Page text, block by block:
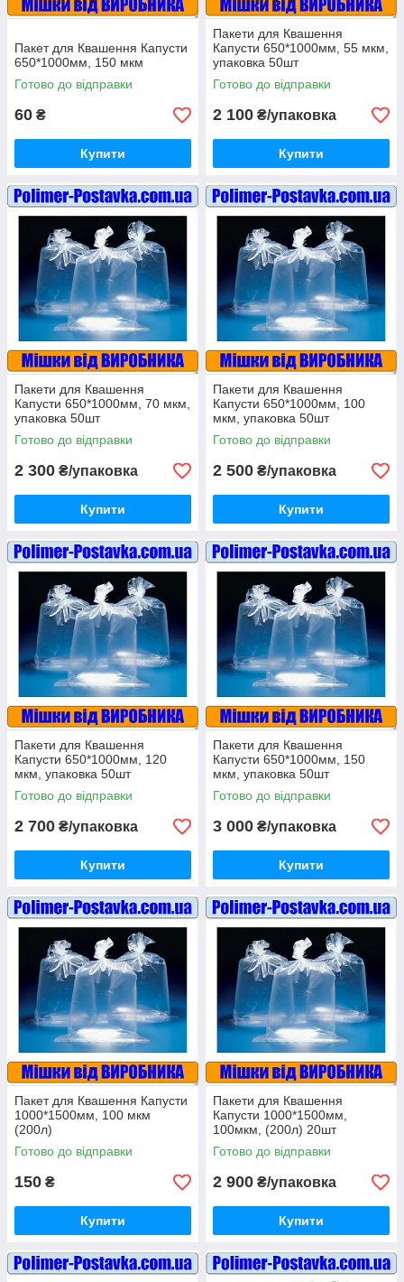
Пакет для Квашення Капусти
650*1000мм, 150 мкм
Готово до відправки
60 ₴
Купити
Пакети для Квашення
Капусти 650*1000мм, 55 мкм,
упаковка 50шт
Готово до відправки
2 100 ₴/упаковка
Купити
Пакети для Квашення
Капусти 650*1000мм, 70 мкм,
упаковка 50шт
Готово до відправки
2 300 ₴/упаковка
Купити
Пакети для Квашення
Капусти 650*1000мм, 100
мкм, упаковка 50шт
Готово до відправки
2 500 ₴/упаковка
Купити
Пакети для Квашення
Капусти 650*1000мм, 120
мкм, упаковка 50шт
Готово до відправки
2 700 ₴/упаковка
Купити
Пакети для Квашення
Капусти 650*1000мм, 150
мкм, упаковка 50шт
Готово до відправки
3 000 ₴/упаковка
Купити
Пакет для Квашення Капусти
1000*1500мм, 100 мкм
(200л)
Готово до відправки
150 ₴
Купити
Пакети для Квашення
Капусти 1000*1500мм,
100мкм, (200л) 20шт
Готово до відправки
2 900 ₴/упаковка
Купити